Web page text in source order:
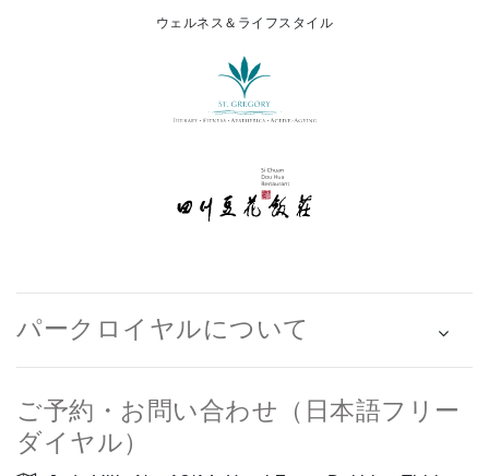
ウェルネス＆ライフスタイル
パークロイヤルについて
ご予約・お問い合わせ（日本語フリー
ダイヤル）